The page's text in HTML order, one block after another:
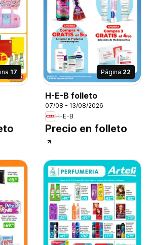
17 Página 22
H-E-B folleto
07/08 - 13/08/2026
H-E-B
Precio en folleto